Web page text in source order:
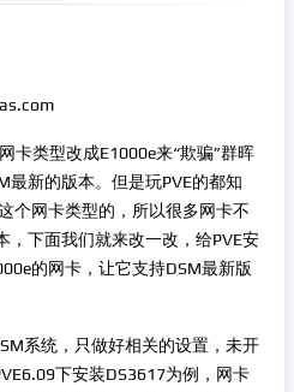
卡类型改成E1000e来“欺骗”群晖
最新的版本。但是玩PVE的都知
个网卡类型的，所以很多网卡不
，下面我们就来改一改，给PVE安
的网卡，让它支持DSM最新版
系统，只做好相关的设置，未开
下安装DS3617为例，网卡